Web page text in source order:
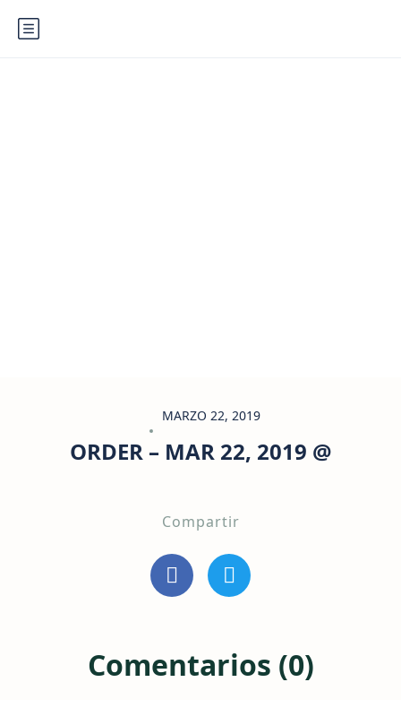
MARZO 22, 2019
ORDER – MAR 22, 2019 @
Compartir
Comentarios (0)